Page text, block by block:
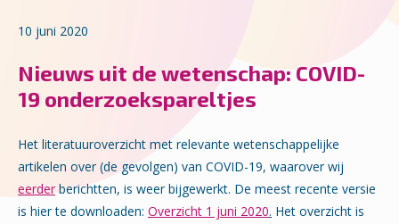
10 juni 2020
Nieuws uit de wetenschap: COVID-
19 onderzoekspareltjes
Het literatuuroverzicht met relevante wetenschappelijke
artikelen over (de gevolgen) van COVID-19, waarover wij
eerderberichtten, is weer bijgewerkt. De meest recente versie
is hier te downloaden: Overzicht 1 juni 2020. Het overzicht is